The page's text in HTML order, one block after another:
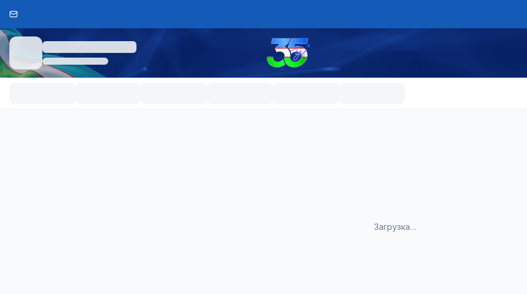
Загрузка…